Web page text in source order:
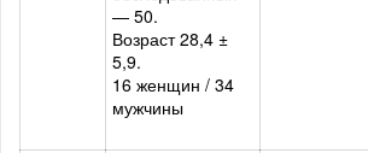
— 50.
Возраст 28,4 ±
5,9.
16 женщин / 34
мужчины